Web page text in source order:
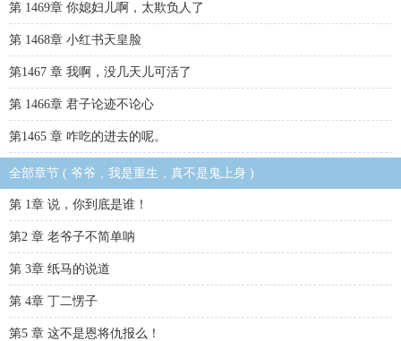
第 1469章 你媳妇儿啊，太欺负人了
第 1468章 小红书天皇脸
第1467 章 我啊，没几天儿可活了
第 1466章 君子论迹不论心
第1465 章 咋吃的进去的呢。
全部章节 ( 爷爷，我是重生，真不是鬼上身 )
第 1章 说，你到底是谁！
第2 章 老爷子不简单呐
第 3章 纸马的说道
第 4章 丁二愣子
第5 章 这不是恩将仇报么！